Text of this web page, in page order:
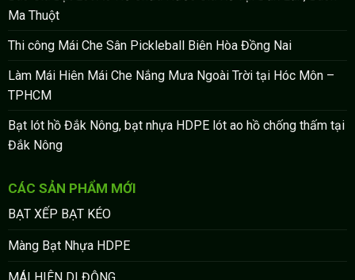
Ma Thuột
Thi công Mái Che Sân Pickleball Biên Hòa Đồng Nai
Làm Mái Hiên Mái Che Nắng Mưa Ngoài Trời tại Hóc Môn –
TPHCM
Bạt lót hồ Đắk Nông, bạt nhựa HDPE lót ao hồ chống thấm tại
Đắk Nông
CÁC SẢN PHẨM MỚI
BẠT XẾP BẠT KÉO
Màng Bạt Nhựa HDPE
MÁI HIÊN DI ĐỘNG